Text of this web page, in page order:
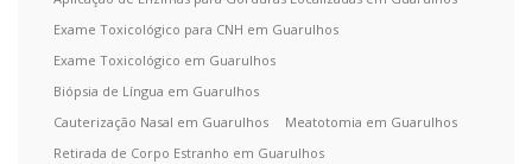
Exame Toxicológico para CNH em Guarulhos
Exame Toxicológico em Guarulhos
Biópsia de Língua em Guarulhos
Cauterização Nasal em Guarulhos
Meatotomia em Guarulhos
Retirada de Corpo Estranho em Guarulhos